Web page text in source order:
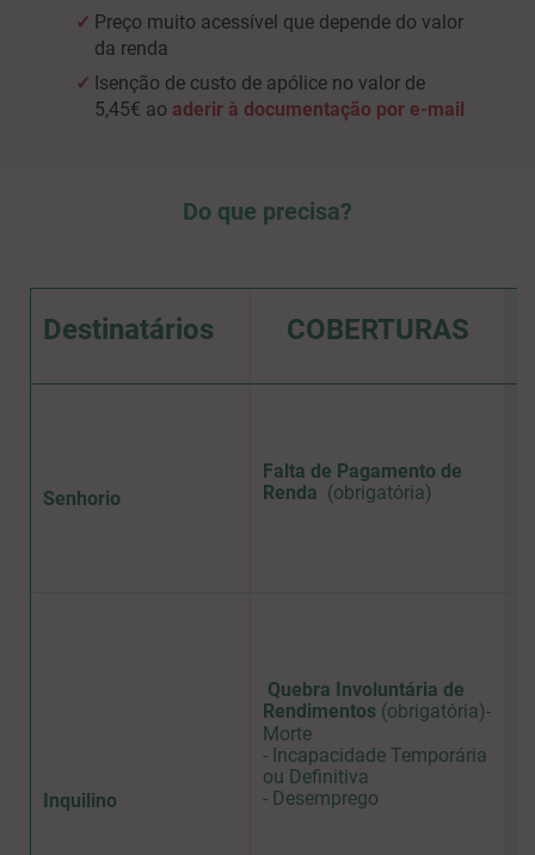
Preço muito acessível que depende do valor
da renda
Isenção de custo de apólice no valor de
5,45€ ao aderir à documentação por e-mail
Do que precisa?
Destinatários COBERTURAS
Senhorio
Falta de Pagamento de
Renda (obrigatória)
Inquilino
Quebra Involuntária de
Rendimentos (obrigatória)-
Morte
- Incapacidade Temporária
ou Definitiva
- Desemprego